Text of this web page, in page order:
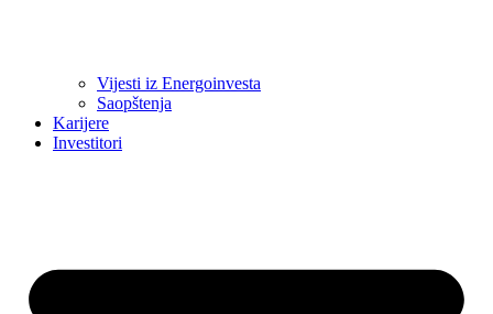
Vijesti iz Energoinvesta
Saopštenja
Karijere
Investitori